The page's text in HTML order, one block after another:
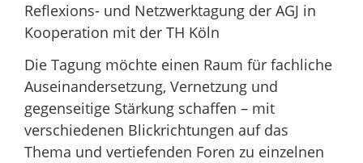
Reflexions- und Netzwerktagung der AGJ in
Kooperation mit der TH Köln
Die Tagung möchte einen Raum für fachliche
Auseinandersetzung, Vernetzung und
gegenseitige Stärkung schaffen – mit
verschiedenen Blickrichtungen auf das
Thema und vertiefenden Foren zu einzelnen